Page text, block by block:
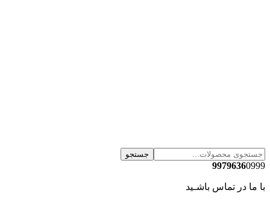
جستجو
99796360999
با ما در تماس باشـید